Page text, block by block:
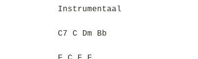
Instrumentaal
C7 C Dm Bb